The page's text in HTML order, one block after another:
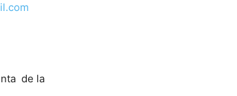
de la